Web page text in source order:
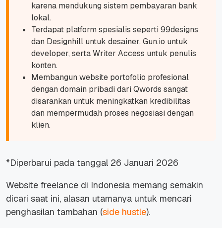
karena mendukung sistem pembayaran bank
lokal.
Terdapat platform spesialis seperti 99designs
dan Designhill untuk desainer, Gun.io untuk
developer, serta Writer Access untuk penulis
konten.
Membangun website portofolio profesional
dengan domain pribadi dari Qwords sangat
disarankan untuk meningkatkan kredibilitas
dan mempermudah proses negosiasi dengan
klien.
*Diperbarui pada tanggal 26 Januari 2026
Website freelance di Indonesia memang semakin
dicari saat ini, alasan utamanya untuk mencari
penghasilan tambahan (side hustle).